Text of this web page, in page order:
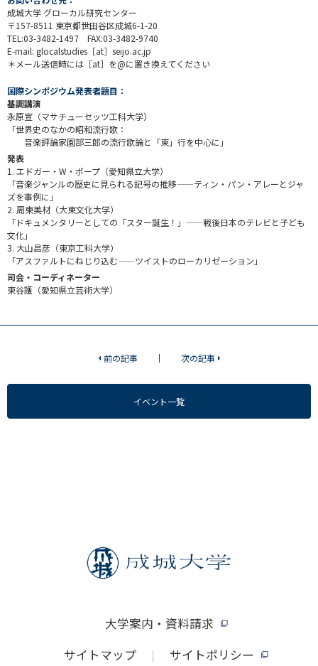
成城大学 グローカル研究センター
〒157-8511 東京都世田谷区成城6-1-20
TEL:03-3482-1497 FAX:03-3482-9740
E-mail: glocalstudies［at］seijo.ac.jp
＊メール送信時には［at］を@に置き換えてください
国際シンポジウム発表者題目：
基調講演
永原宣（マサチューセッツ工科大学）
「世界史のなかの昭和流行歌：
音楽評論家園部三郎の流行歌論と「東」行を中心に」
発表
1. エドガー・W・ポープ（愛知県立大学）
「音楽ジャンルの歴史に見られる記号の推移——ティン・パン・アレーとジャ
ズを事例に」
2. 周東美材（大東文化大学）
「ドキュメンタリーとしての「スター誕生！」——戦後日本のテレビと子ども
文化」
3. 大山昌彦（東京工科大学）
「アスファルトにねじり込む——ツイストのローカリゼーション」
司会・コーディネーター
東谷護（愛知県立芸術大学）
前の記事 次の記事
イベント一覧
大学案内・資料請求
サイトマップ
サイトポリシー